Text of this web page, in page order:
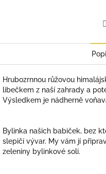
Hrubozrnnou růžovou
libečkem z naší zahrady a
Výsledkem je nádherně
Bylinka našich babiček, bez
slepičí vývar. My vám jí
zeleniny bylinkové soli.